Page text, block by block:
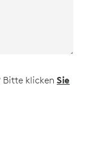
Bitte klicken Sie